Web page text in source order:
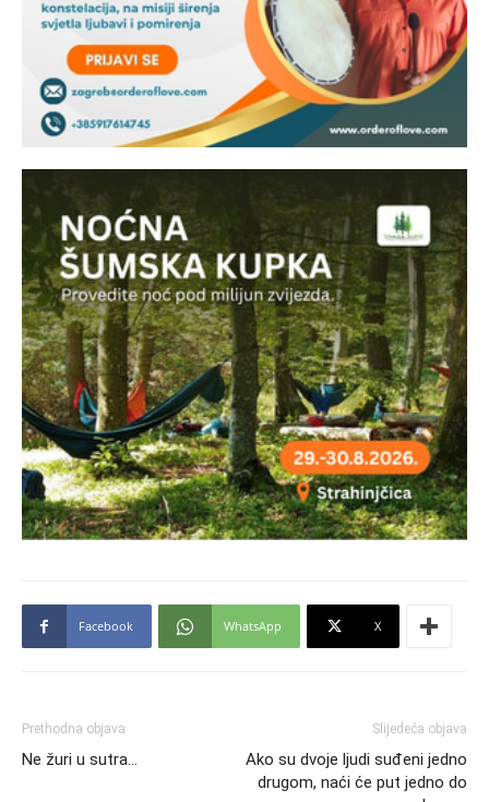
Facebook WhatsApp X
Prethodna objava
Ne žuri u sutra…
Slijedeća objava
Ako su dvoje ljudi suđeni jedno
drugom, naći će put jedno do